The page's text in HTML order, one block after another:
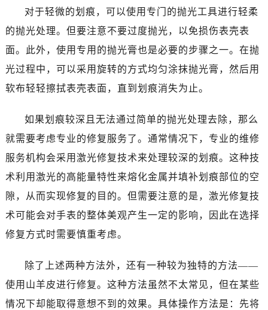
武汉市江汉区解放大道686号世界贸易大厦38层09室（需提前预约）
南宁市青秀区金湖路59号地王大厦12楼1224室（需提前预约）
合肥市蜀山区潜山路111号万象城华润大厦B座12楼03室（需提前预约）
烟台市芝罘区胜利路139号万达金融中心A座907室（需提前预约）
长春市朝阳区西安大路727号中银大厦A座(旺进大厦)18层09室（需提前预约）
贵阳市南明区都司高架桥路33号亨特国际金融中心14楼14D（需提前预约）
昆明市盘龙区北京路928号同德昆明广场写字楼10层06室（需提前预约）
海口市龙华区金贸东路5号海口华润大厦B座17层1707室（需提前预约）
内蒙古自治区呼和浩特市玉泉区大学西街70号华润万象城写字楼（鄂尔多斯大厦）23层2326室（需提前预约）
甘肃省兰州市七里河区西津西路16号兰州中心写字楼21层2102室（需提前预约）
重庆市解放碑渝中区民权路28号英利国际金融中心写字楼20层01室（需提前预约）
对于轻微的划痕，可以使用专门的抛光工具进行轻柔
的抛光处理。但要注意不要过度抛光，以免损伤表壳表
面。此外，使用专用的抛光膏也是必要的步骤之一。在抛
光过程中，可以采用旋转的方式均匀涂抹抛光膏，然后用
软布轻轻擦拭表壳表面，直到划痕消失为止。
如果划痕较深且无法通过简单的抛光处理去除，那么
就需要考虑专业的修复服务了。通常情况下，专业的维修
服务机构会采用激光修复技术来处理较深的划痕。这种技
术利用激光的高能量特性来熔化金属并填补划痕部位的空
隙，从而实现修复的目的。但需要注意的是，激光修复技
术可能会对手表的整体美观产生一定的影响，因此在选择
修复方式时需要慎重考虑。
除了上述两种方法外，还有一种较为独特的方法——
使用山羊皮进行修复。这种方法虽然不太常见，但在某些
情况下却能取得意想不到的效果。具体操作方法是：先将